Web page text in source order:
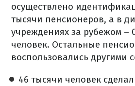
осуществлено
тысячи пенсионеров, а в
учреждениях за рубежом –
человек. Остальные
воспользовались другими
46 тысячи человек